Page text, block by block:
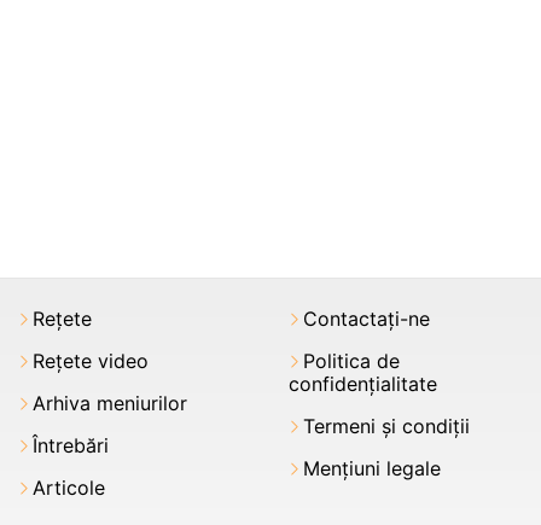
Rețete
Rețete video
Arhiva meniurilor
Întrebări
Articole
Contactați-ne
Politica de
confidențialitate
Termeni şi condiții
Mențiuni legale